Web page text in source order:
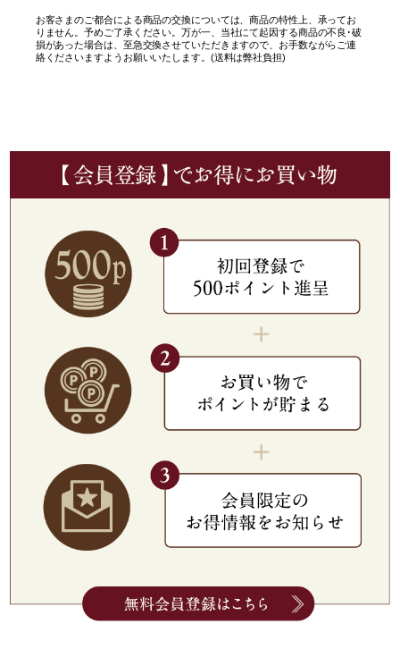
お客さまのご都合による商品の交換については、商品の特性上、承ってお
りません。予めご了承ください。万が一、当社にて起因する商品の不良･破
損があった場合は、至急交換させていただきますので、お手数ながらご連
絡くださいますようお願いいたします。(送料は弊社負担)